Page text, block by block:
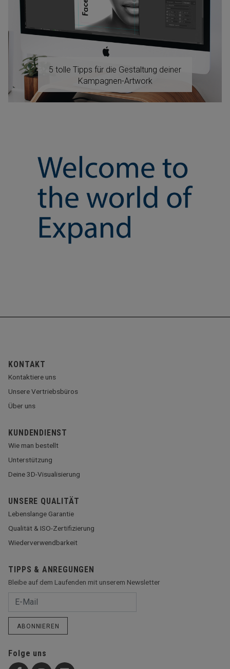
5 tolle Tipps für die Gestaltung deiner
Kampagnen-Artwork
KONTAKT
Kontaktiere uns
Unsere Vertriebsbüros
Über uns
KUNDENDIENST
Wie man bestellt
Unterstützung
Deine 3D-Visualisierung
UNSERE QUALITÄT
Lebenslange Garantie
Qualität & ISO-Zertifizierung
Wiederverwendbarkeit
TIPPS & ANREGUNGEN
Bleibe auf dem Laufenden mit unserem Newsletter
ABONNIEREN
Folge uns